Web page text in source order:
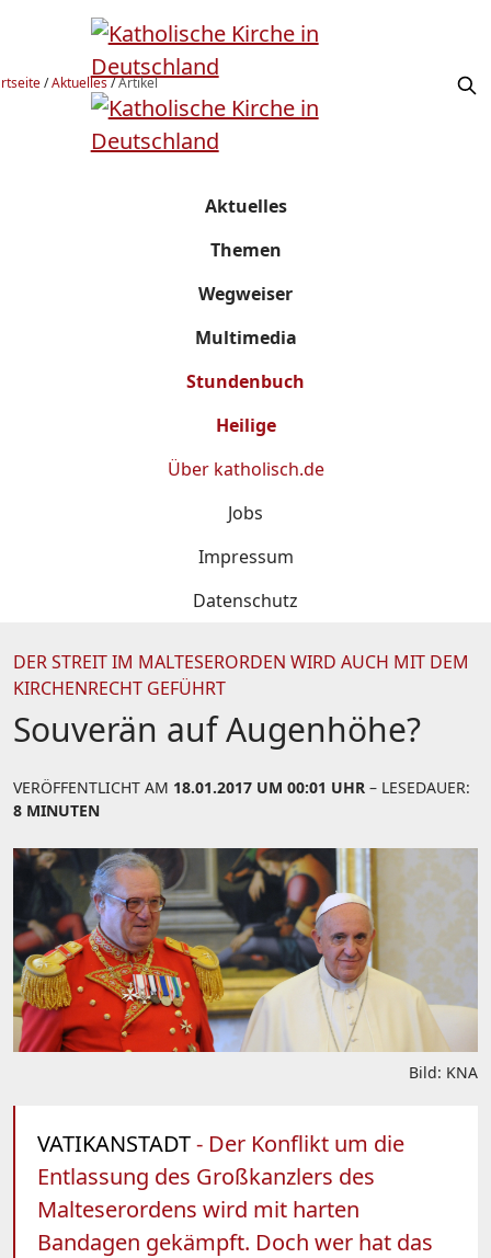
/Aktuelles/Artikel
Aktuelles
Themen
Wegweiser
Multimedia
Stundenbuch
Heilige
Über katholisch.de
Jobs
Impressum
Datenschutz
DER STREIT IM MALTESERORDEN WIRD AUCH MIT DEM
KIRCHENRECHT GEFÜHRT
Souverän auf Augenhöhe?
VERÖFFENTLICHT AM 18.01.2017 UM 00:01 UHR – LESEDAUER:
8 MINUTEN
Bild: KNA
VATIKANSTADT- Der Konflikt um die
Entlassung des Großkanzlers des
Malteserordens wird mit harten
Bandagen gekämpft. Doch wer hat das